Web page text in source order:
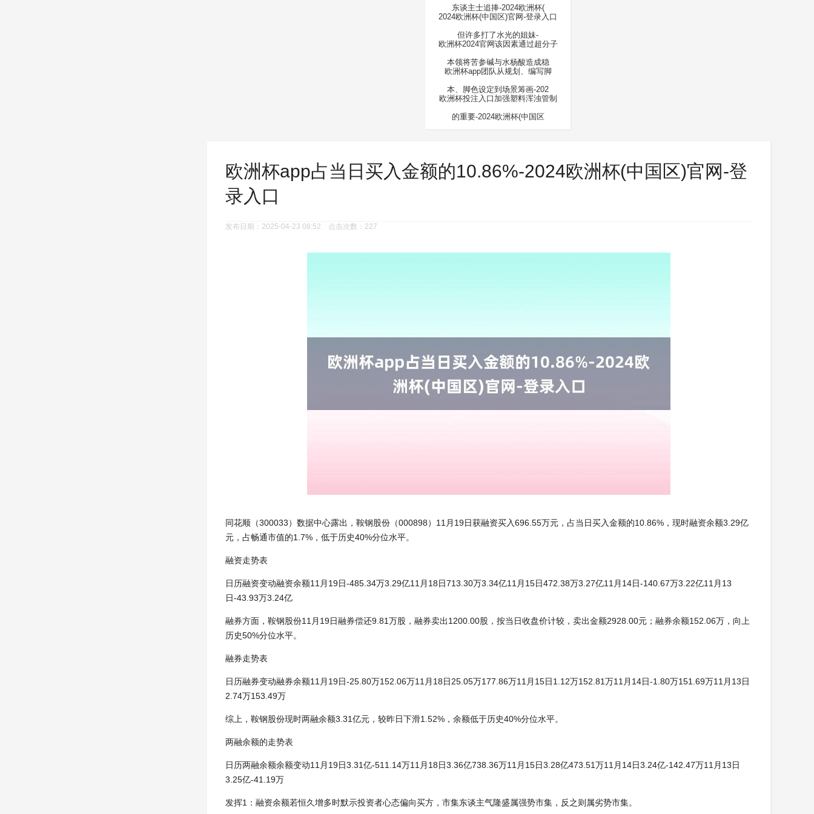
东谈主士追捧-2024欧洲杯(
2024欧洲杯(中国区)官网-登录入口
但许多打了水光的姐妹-
欧洲杯2024官网该因素通过超分子
本领将苦参碱与水杨酸造成稳
欧洲杯app团队从规划、编写脚
本、脚色设定到场景筹画-202
欧洲杯投注入口加强塑料浑浊管制
的重要-2024欧洲杯(中国区
欧洲杯app占当日买入金额的10.86%-2024欧洲杯(中国区)官网-登
录入口
发布日期：2025-04-23 08:52 点击次数：227
同花顺（300033）数据中心露出，鞍钢股份（000898）11月19日获融资买入696.55万元，占当日买入金额的10.86%，现时融资余额3.29亿
元，占畅通市值的1.7%，低于历史40%分位水平。
融资走势表
日历融资变动融资余额11月19日-485.34万3.29亿11月18日713.30万3.34亿11月15日472.38万3.27亿11月14日-140.67万3.22亿11月13
日-43.93万3.24亿
融券方面，鞍钢股份11月19日融券偿还9.81万股，融券卖出1200.00股，按当日收盘价计较，卖出金额2928.00元；融券余额152.06万，向上
历史50%分位水平。
融券走势表
日历融券变动融券余额11月19日-25.80万152.06万11月18日25.05万177.86万11月15日1.12万152.81万11月14日-1.80万151.69万11月13日
2.74万153.49万
综上，鞍钢股份现时两融余额3.31亿元，较昨日下滑1.52%，余额低于历史40%分位水平。
两融余额的走势表
日历两融余额余额变动11月19日3.31亿-511.14万11月18日3.36亿738.36万11月15日3.28亿473.51万11月14日3.24亿-142.47万11月13日
3.25亿-41.19万
发挥1：融资余额若恒久增多时默示投资者心态偏向买方，市集东谈主气隆盛属强势市集，反之则属劣势市集。